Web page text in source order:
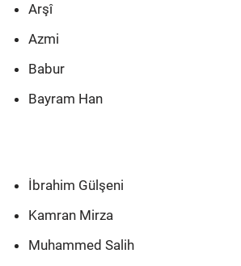
Arşî
Azmi
Babur
Bayram Han
İbrahim Gülşeni
Kamran Mirza
Muhammed Salih